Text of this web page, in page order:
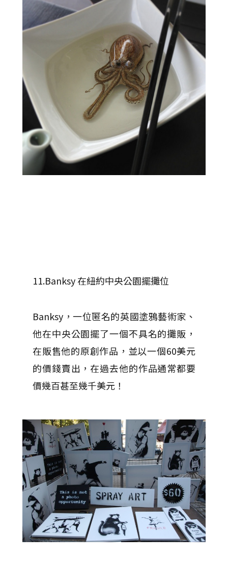
11.Banksy 在紐約中央公園擺攤位
Banksy，一位匿名的英國塗鴉藝術家、
他在中央公園擺了一個不具名的攤販，
在販售他的原創作品，並以一個60美元
的價錢賣出，在過去他的作品通常都要
價幾百甚至幾千美元！